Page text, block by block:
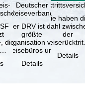
die
Deutscher
Reiseverband
Der DRV ist die
größte
Organisation von
Reisebüros und
Reiseveranstaltern
in …
Details
Sie haben
Wahl
der
(inklusive
Details